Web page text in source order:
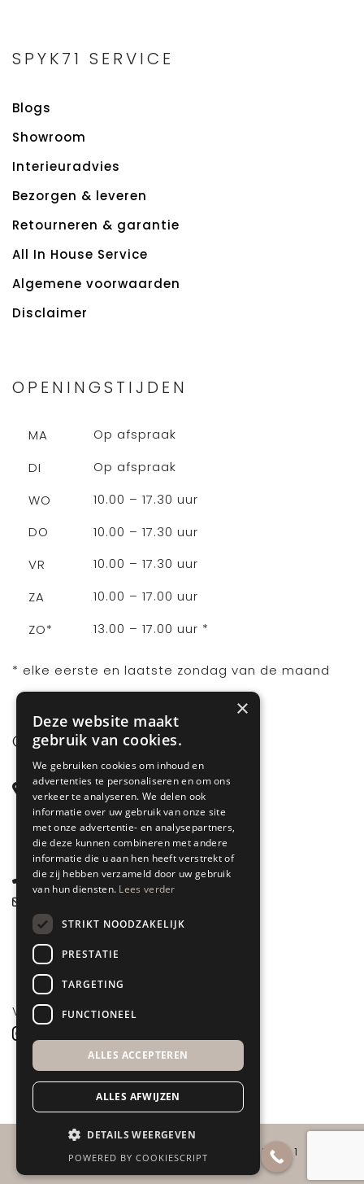
SPYK71 SERVICE
Blogs
Showroom
Interieuradvies
Bezorgen & leveren
Retourneren & garantie
All In House Service
Algemene voorwaarden
Disclaimer
OPENINGSTIJDEN
MA
Op afspraak
DI
Op afspraak
WO
10.00 – 17.30 uur
DO
10.00 – 17.30 uur
VR
10.00 – 17.30 uur
ZA
10.00 – 17.00 uur
ZO*
13.00 – 17.00 uur *
* elke eerste en laatste zondag van de maand
CONTACT
Steenstraat 71
6828 CD Arnhem
Gelderland
085 877 0704
VOLG ONS
COPYRIGHT 2026 © SPYK71
×
Deze website maakt
gebruik van cookies.
We gebruiken cookies om inhoud en
advertenties te personaliseren en om ons
verkeer te analyseren. We delen ook
informatie over uw gebruik van onze site
met onze advertentie- en analysepartners,
die deze kunnen combineren met andere
informatie die u aan hen heeft verstrekt of
die zij hebben verzameld door uw gebruik
van hun diensten. Lees verder
STRIKT NOODZAKELIJK
PRESTATIE
TARGETING
FUNCTIONEEL
ALLES ACCEPTEREN
ALLES AFWIJZEN
DETAILS WEERGEVEN
POWERED BY COOKIESCRIPT